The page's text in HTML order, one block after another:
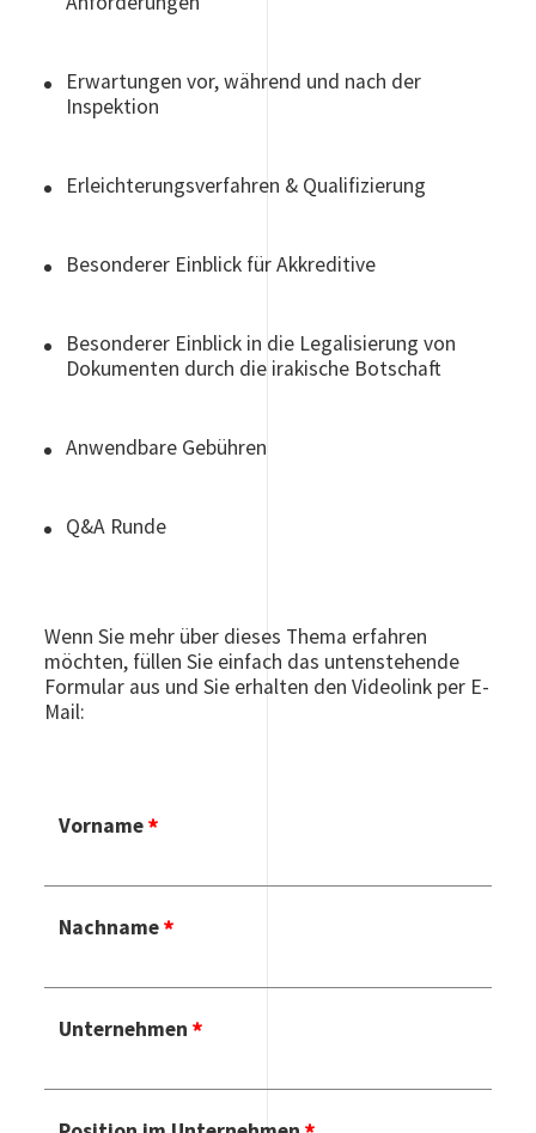
Erwartungen vor, während und nach der
Inspektion
Erleichterungsverfahren & Qualifizierung
Besonderer Einblick für Akkreditive
Besonderer Einblick in die Legalisierung von
Dokumenten durch die irakische Botschaft
Anwendbare Gebühren
Q&A Runde
Wenn Sie mehr über dieses Thema erfahren
möchten, füllen Sie einfach das untenstehende
Formular aus und Sie erhalten den Videolink per E-
Mail:
Vorname
Nachname
Unternehmen